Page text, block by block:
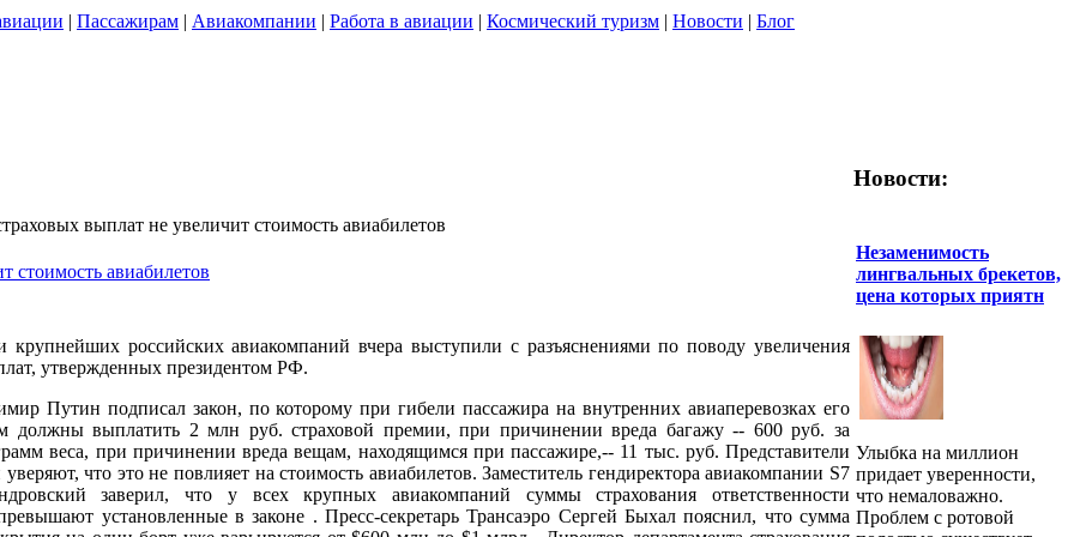
| Пассажирам | Авиакомпании | Работа в авиации | Космический туризм | Новости | Блог
выплат не увеличит стоимость авиабилетов
стоимость авиабилетов
крупнейших российских авиакомпаний вчера выступили с разъяснениями по поводу увеличения
утвержденных президентом РФ.
Путин подписал закон, по которому при гибели пассажира на внутренних авиаперевозках его
должны выплатить 2 млн руб. страховой премии, при причинении вреда багажу -- 600 руб. за
веса, при причинении вреда вещам, находящимся при пассажире,-- 11 тыс. руб. Представители
что это не повлияет на стоимость авиабилетов. Заместитель гендиректора авиакомпании S7
заверил, что у всех крупных авиакомпаний суммы страхования ответственности
установленные в законе . Пресс-секретарь Трансаэро Сергей Быхал пояснил, что сумма
Новости:
Незаменимость
лингвальных брекетов,
цена которых приятн
Улыбка на миллион
придает уверенности,
что немаловажно.
Проблем с ротовой